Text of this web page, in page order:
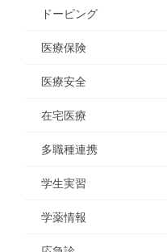
ドーピング
医療保険
医療安全
在宅医療
多職種連携
学生実習
学薬情報